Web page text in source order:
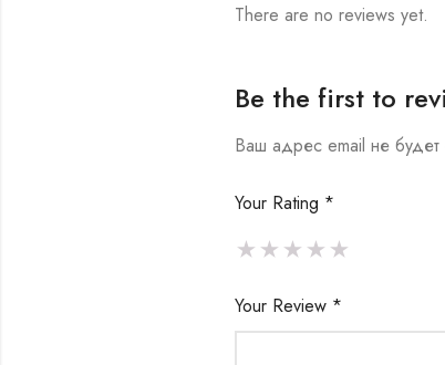
There are no reviews yet.
Be the first to
Ваш адрес email не будет
Your Rating *
Your Review *